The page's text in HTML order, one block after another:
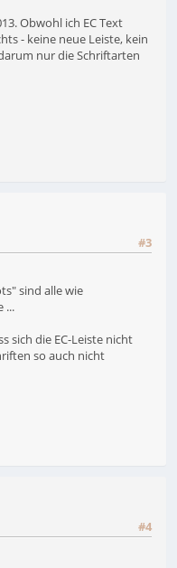
Obwohl ich EC Text
- keine neue Leiste, kein
nur die Schriftarten
#3
sind alle wie
...
sich die EC-Leiste nicht
so auch nicht
#4